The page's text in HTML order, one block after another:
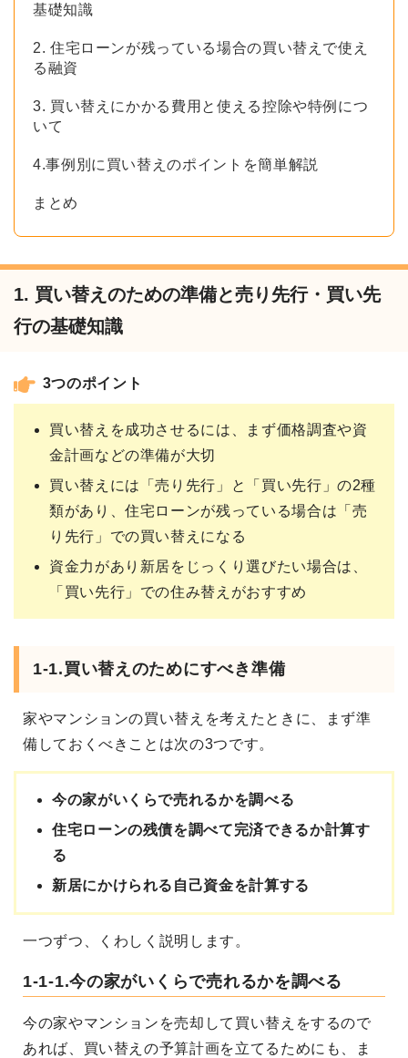
基礎知識
2. 住宅ローンが残っている場合の買い替えで使え
る融資
3. 買い替えにかかる費用と使える控除や特例につ
いて
4.事例別に買い替えのポイントを簡単解説
まとめ
1. 買い替えのための準備と売り先行・買い先
行の基礎知識
3つのポイント
買い替えを成功させるには、まず価格調査や資
金計画などの準備が大切
買い替えには「売り先行」と「買い先行」の2種
類があり、住宅ローンが残っている場合は「売
り先行」での買い替えになる
資金力があり新居をじっくり選びたい場合は、
「買い先行」での住み替えがおすすめ
1-1.買い替えのためにすべき準備
家やマンションの買い替えを考えたときに、まず準
備しておくべきことは次の3つです。
今の家がいくらで売れるかを調べる
住宅ローンの残債を調べて完済できるか計算す
る
新居にかけられる自己資金を計算する
一つずつ、くわしく説明します。
1-1-1.今の家がいくらで売れるかを調べる
今の家やマンションを売却して買い替えをするので
あれば、買い替えの予算計画を立てるためにも、ま